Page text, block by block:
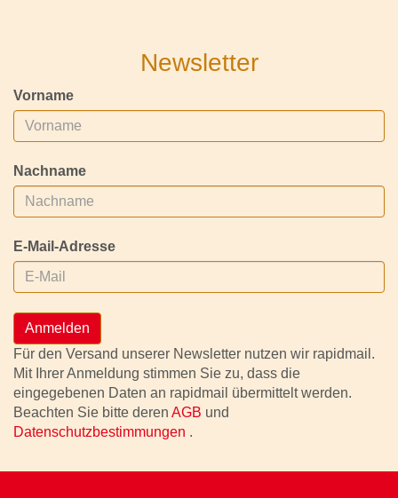
Newsletter
Vorname
Nachname
E-Mail-Adresse
Anmelden
Für den Versand unserer Newsletter nutzen wir rapidmail.
Mit Ihrer Anmeldung stimmen Sie zu, dass die
eingegebenen Daten an rapidmail übermittelt werden.
Beachten Sie bitte deren AGB und
Datenschutzbestimmungen .